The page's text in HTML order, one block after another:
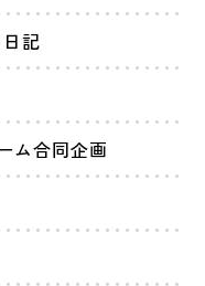
記
ム合同企画